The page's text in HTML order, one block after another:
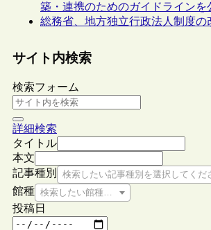
築・連携のためのガイドラインを
総務省、地方独立行政法人制度
サイト内検索
検索フォーム
詳細検索
タイトル
本文
記事種別
検索したい記事種別を選択してくだ
館種 検索したい館種を選択してください
投稿日